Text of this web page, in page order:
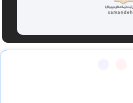
به فروشگاه اینترنتی یک دو سه کیف می باشد